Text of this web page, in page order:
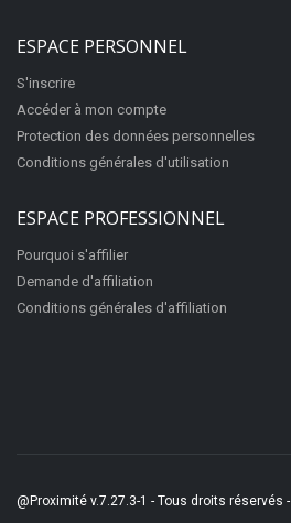
ESPACE PERSONNEL
S'inscrire
Accéder à mon compte
Protection des données personnelles
Conditions générales d'utilisation
ESPACE PROFESSIONNEL
Pourquoi s'affilier
Demande d'affiliation
Conditions générales d'affiliation
@Proximité v.7.27.3-1 - Tous droits réservés